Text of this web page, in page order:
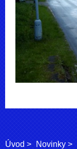
Úvod Novinky